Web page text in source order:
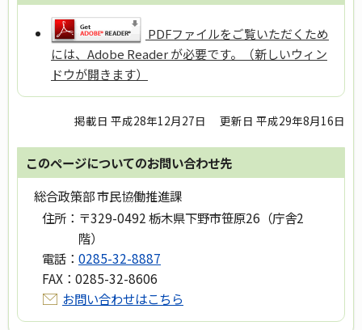
PDFファイルをご覧いただくため
には、Adobe Reader が必要です。（新しいウィン
ドウが開きます）
掲載日 平成28年12月27日 更新日 平成29年8月16日
このページについてのお問い合わせ先
総合政策部 市民協働推進課
住所： 〒329-0492 栃木県下野市笹原26（庁舎2
階）
電話： 0285-32-8887
FAX： 0285-32-8606
お問い合わせはこちら